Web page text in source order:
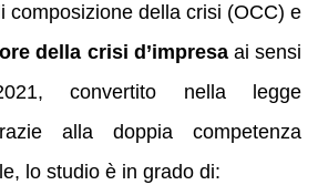
composizione della crisi (OCC) e
della crisi d’impresaai sensi
convertito nella legge
alla doppia competenza
lo studio è in grado di: